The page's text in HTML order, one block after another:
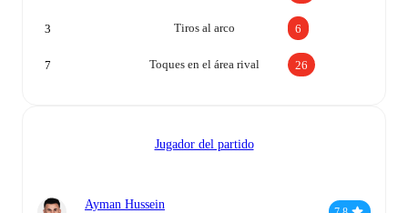
Tiros al arco
3 6
Toques en el área rival
7 26
Jugador del partido
Ayman Hussein